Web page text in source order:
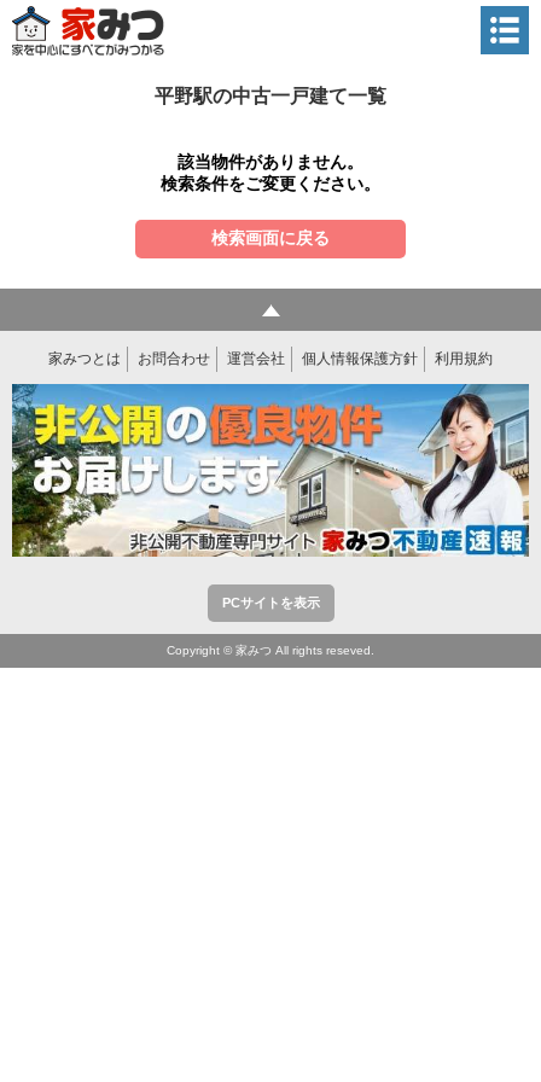
平野駅の中古一戸建て一覧
該当物件がありません。
検索条件をご変更ください。
検索画面に戻る
家みつとは お問合わせ 運営会社 個人情報保護方針 利用規約
PCサイトを表示
Copyright © 家みつ All rights reseved.